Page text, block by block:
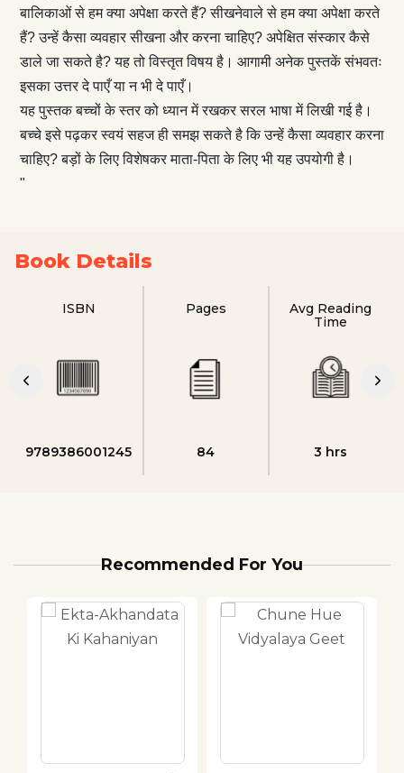
बालिकाओं से हम क्या अपेक्षा करते हैं? सीखनेवाले से हम क्या अपेक्षा करते
हैं? उन्हें कैसा व्यवहार सीखना और करना चाहिए? अपेक्षित संस्कार कैसे
डाले जा सकते है? यह तो विस्तृत विषय है। आगामी अनेक पुस्तकें संभवतः
इसका उत्तर दे पाएँ या न भी दे पाएँ।
यह पुस्तक बच्चों के स्तर को ध्यान में रखकर सरल भाषा में लिखी गई है।
बच्चे इसे पढ़कर स्वयं सहज ही समझ सकते है कि उन्हें कैसा व्यवहार करना
चाहिए? बड़ों के लिए विशेषकर माता-पिता के लिए भी यह उपयोगी है।
"
Book Details
ISBN
9789386001245
Pages
84
Avg Reading
Time
3 hrs
Recommended For You